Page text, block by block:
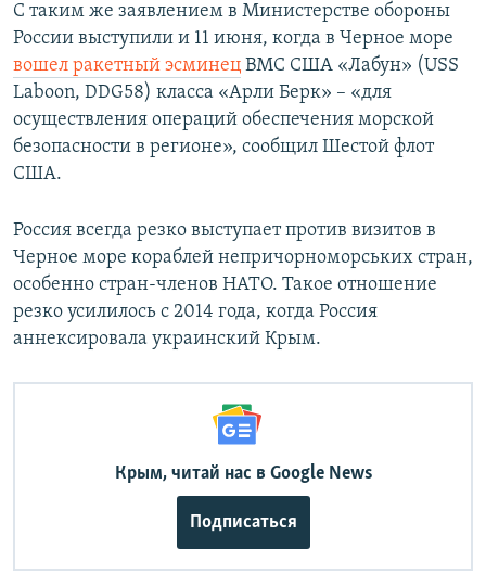
С таким же заявлением в Министерстве обороны
России выступили и 11 июня, когда в Черное море
вошел ракетный эсминец ВМС США «Лабун» (USS
Laboon, DDG58) класса «Арли Берк» – «для
осуществления операций обеспечения морской
безопасности в регионе», сообщил Шестой флот
США.
Россия всегда резко выступает против визитов в
Черное море кораблей непричорноморських стран,
особенно стран-членов НАТО. Такое отношение
резко усилилось с 2014 года, когда Россия
аннексировала украинский Крым.
Крым, читай нас в Google News
Подписаться